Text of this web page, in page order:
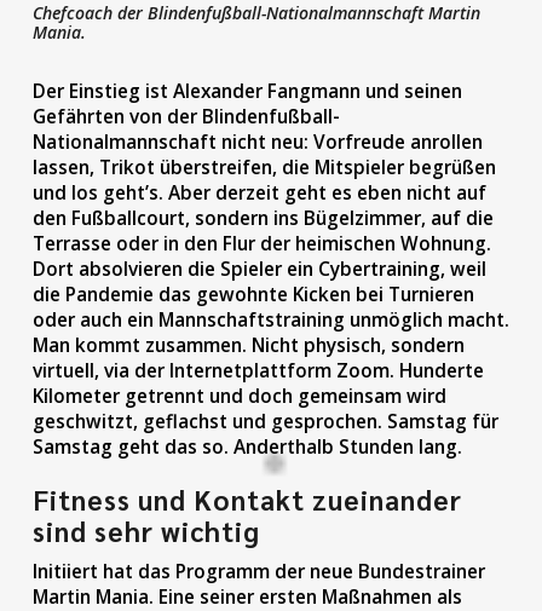
Chefcoach der Blindenfußball-Nationalmannschaft Martin
Mania.
Der Einstieg ist Alexander Fangmann und seinen
Gefährten von der Blindenfußball-
Nationalmannschaft nicht neu: Vorfreude anrollen
lassen, Trikot überstreifen, die Mitspieler begrüßen
und los geht’s. Aber derzeit geht es eben nicht auf
den Fußballcourt, sondern ins Bügelzimmer, auf die
Terrasse oder in den Flur der heimischen Wohnung.
Dort absolvieren die Spieler ein Cybertraining, weil
die Pandemie das gewohnte Kicken bei Turnieren
oder auch ein Mannschaftstraining unmöglich macht.
Man kommt zusammen. Nicht physisch, sondern
virtuell, via der Internetplattform Zoom. Hunderte
Kilometer getrennt und doch gemeinsam wird
geschwitzt, geflachst und gesprochen. Samstag für
Samstag geht das so. Anderthalb Stunden lang.
Fitness und Kontakt zueinander
sind sehr wichtig
Initiiert hat das Programm der neue Bundestrainer
Martin Mania. Eine seiner ersten Maßnahmen als